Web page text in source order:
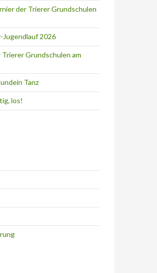
der Trierer Grundschulen
Jugendlauf 2026
Grundschulen am
Tanz
los!